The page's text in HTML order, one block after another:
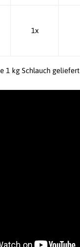
1x
1 kg Schlauch geliefert